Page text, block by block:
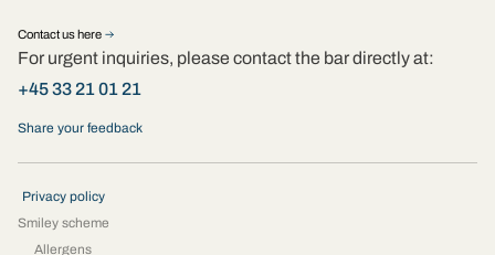
Contact us here
For urgent inquiries, please contact the bar directly at:
+45 33 21 01 21
Share your feedback
Privacy policy
Smiley scheme
Allergens